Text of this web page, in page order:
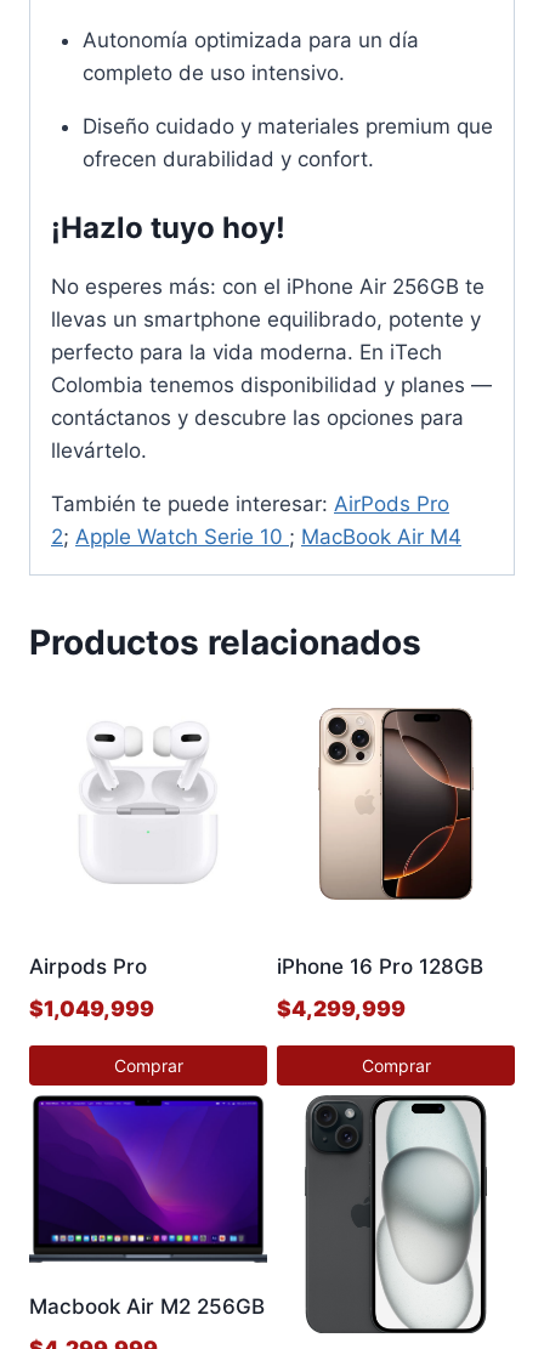
Autonomía optimizada para un día
completo de uso intensivo.
Diseño cuidado y materiales premium que
ofrecen durabilidad y confort.
¡Hazlo tuyo hoy!
No esperes más: con el iPhone Air 256GB te
llevas un smartphone equilibrado, potente y
perfecto para la vida moderna. En iTech
Colombia tenemos disponibilidad y planes —
contáctanos y descubre las opciones para
llevártelo.
También te puede interesar: AirPods Pro
2; Apple Watch Serie 10 ; MacBook Air M4
Productos relacionados
Airpods Pro
$1,049,999
Comprar
Este
producto
múltiples
variantes.
Las
opciones
iPhone 16 Pro 128GB
$4,299,999
Comprar
Este
producto
tiene
múltiples
variantes.
Macbook Air M2 256GB